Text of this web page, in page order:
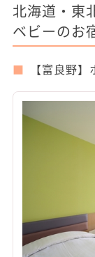
北海道・東
ベビーのお
【富良野